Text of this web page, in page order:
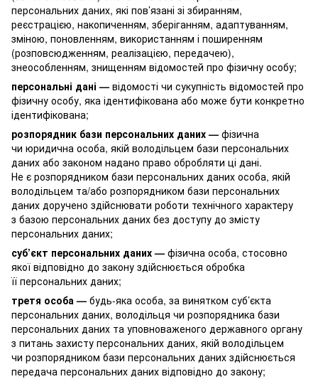
персональних даних, які пов’язані зі збиранням,
реєстрацією, накопиченням, зберіганням, адаптуванням,
зміною, поновленням, використанням і поширенням
(розповсюдженням, реалізацією, передачею),
знеособленням, знищенням відомостей про фізичну особу;
персональні дані — відомості чи сукупність відомостей про
фізичну особу, яка ідентифікована або може бути конкретно
ідентифікована;
розпорядник бази персональних даних — фізична
чи юридична особа, якій володільцем бази персональних
даних або законом надано право обробляти ці дані.
Не є розпорядником бази персональних даних особа, якій
володільцем та/або розпорядником бази персональних
даних доручено здійснювати роботи технічного характеру
з базою персональних даних без доступу до змісту
персональних даних;
суб’єкт персональних даних — фізична особа, стосовно
якої відповідно до закону здійснюється обробка
її персональних даних;
третя особа — будь-яка особа, за винятком суб’єкта
персональних даних, володільця чи розпорядника бази
персональних даних та уповноваженого державного органу
з питань захисту персональних даних, якій володільцем
чи розпорядником бази персональних даних здійснюється
передача персональних даних відповідно до закону;